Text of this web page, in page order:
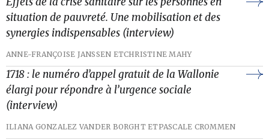
situation de pauvreté. Une mobilisation et des
synergies indispensables (interview)
ANNE-FRANÇOISE JANSSEN ETCHRISTINE MAHY
1718 : le numéro d’appel gratuit de la Wallonie
élargi pour répondre à l’urgence sociale
(interview)
ILIANA GONZALEZ VANDER BORGHT ETPASCALE CROMMEN